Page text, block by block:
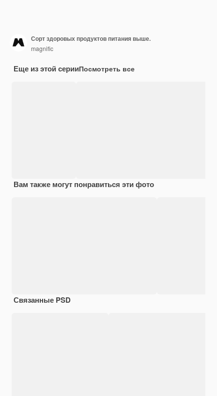
Сорт здоровых продуктов питания выше.
magnific
Еще из этой серииПосмотреть все
Вам также могут понравиться эти фото
Связанные PSD